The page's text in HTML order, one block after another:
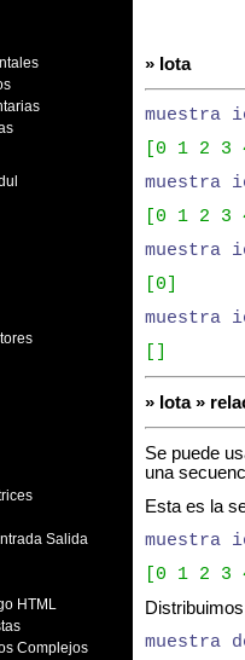
Salida
HTML
Complejos
» Iota
muestra
[0 1 2 3
muestra
[0 1 2 3
muestra
[0]
muestra
» Iota »
Se puede
una
Esta es la
muestra
[0 1 2 3
muestra